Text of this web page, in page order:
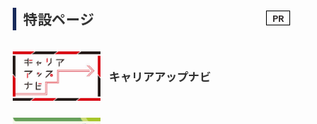
特設ページ
キャリアアップナビ